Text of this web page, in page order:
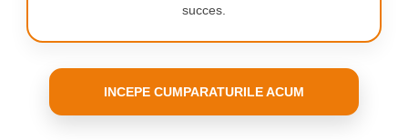
succes.
INCEPE CUMPARATURILE ACUM